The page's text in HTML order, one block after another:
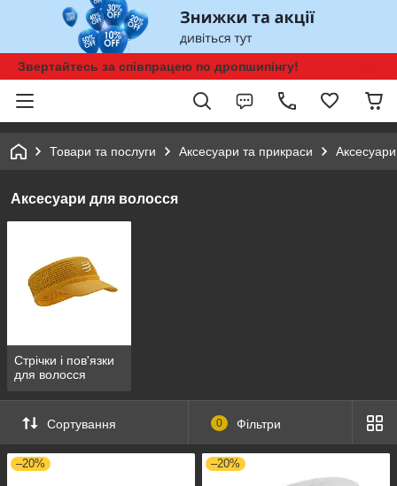
Звертайтесь за співпрацею по дропшипінгу!
Товари та послуги Аксесуари та прикраси Аксесуари
Аксесуари для волосся
Стрічки і пов'язки
для волосся
Сортування 0 Фільтри
–20% –20%